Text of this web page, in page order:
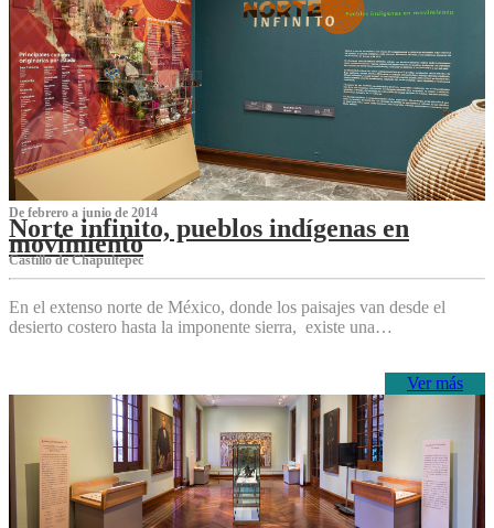
De febrero a junio de 2014
Norte infinito, pueblos indígenas en
movimiento
Castillo de Chapultepec
En el extenso norte de México, donde los paisajes van desde el
desierto costero hasta la imponente sierra, existe una…
Ver más